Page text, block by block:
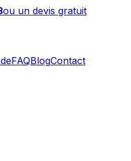
ou un devis gratuit
FAQBlogContact